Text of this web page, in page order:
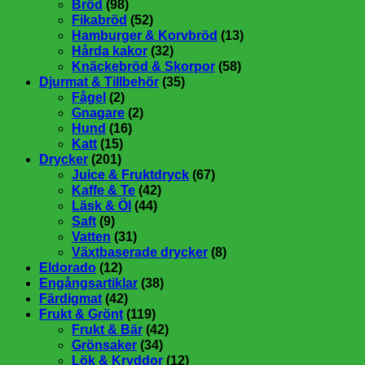
Bröd (98)
Fikabröd (52)
Hamburger & Korvbröd (13)
Hårda kakor (32)
Knäckebröd & Skorpor (58)
Djurmat & Tillbehör (35)
Fågel (2)
Gnagare (2)
Hund (16)
Katt (15)
Drycker (201)
Juice & Fruktdryck (67)
Kaffe & Te (42)
Läsk & Öl (44)
Saft (9)
Vatten (31)
Växtbaserade drycker (8)
Eldorado (12)
Engångsartiklar (38)
Färdigmat (42)
Frukt & Grönt (119)
Frukt & Bär (42)
Grönsaker (34)
Lök & Kryddor (12)